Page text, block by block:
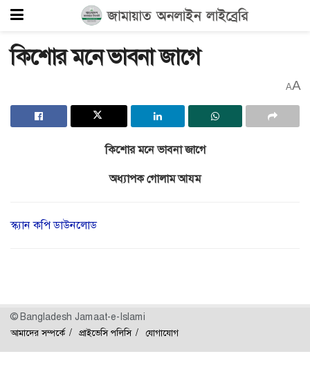
কিশোর মনে ভাবনা জাগে
AA
কিশোর মনে ভাবনা জাগে
অধ্যাপক গোলাম আযম
স্ক্যান কপি ডাউনলোড
© Bangladesh Jamaat-e-Islami
আমাদের সম্পর্কে প্রাইভেসি পলিসি যোগাযোগ